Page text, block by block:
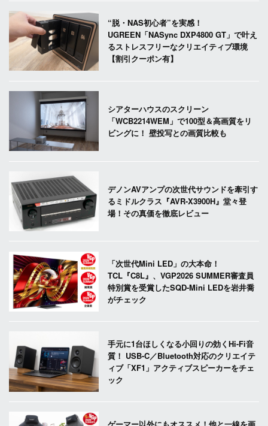
“脱・NAS初心者”を実感！
UGREEN「NASync DXP4800 GT」で叶え
るストレスフリーなクリエイティブ環境
【割引クーポン有】
シアターハウスのスクリーン
「WCB2214WEM」で100型＆高画質をリ
ビングに！ 壁投写との画質比較も
デノンAVアンプの次世代サウンドを牽引す
るミドルクラス『AVR-X3900H』堂々登
場！その真価を徹底レビュー
「次世代Mini LED」の大本命！
TCL『C8L』、VGP2026 SUMMER審査員
特別賞を受賞したSQD-Mini LEDを岩井喬
がチェック
手元に1台ほしくなる小回りの効くHi-Fi音
質！ USB-C／Bluetooth対応のクリエイテ
ィブ「XF1」アクティブスピーカーをチェ
ック
ゲーマー以外にもオススメ！他と一線を画